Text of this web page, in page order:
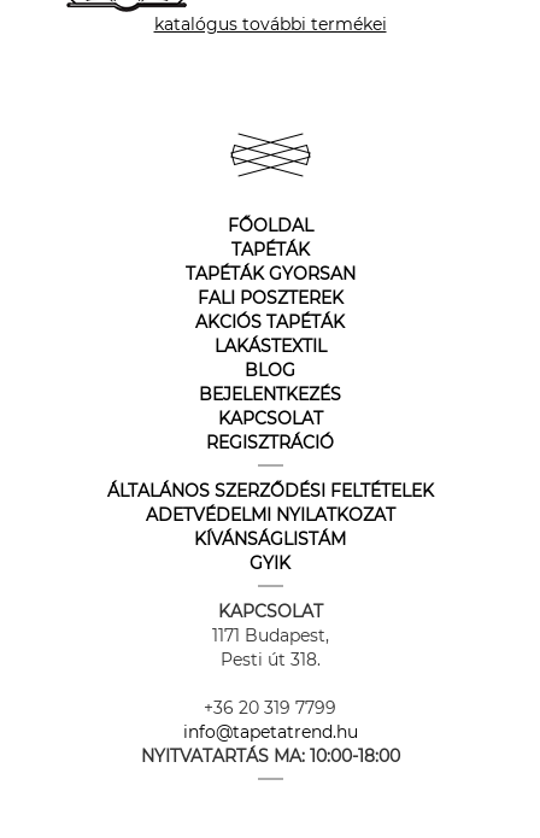
katalógus további termékei
FŐOLDAL
TAPÉTÁK
TAPÉTÁK GYORSAN
FALI POSZTEREK
AKCIÓS TAPÉTÁK
LAKÁSTEXTIL
BLOG
BEJELENTKEZÉS
KAPCSOLAT
REGISZTRÁCIÓ
ÁLTALÁNOS SZERZŐDÉSI FELTÉTELEK
ADETVÉDELMI NYILATKOZAT
KÍVÁNSÁGLISTÁM
GYIK
KAPCSOLAT
1171 Budapest,
Pesti út 318.
+36 20 319 7799
info@tapetatrend.hu
NYITVATARTÁS MA: 10:00-18:00